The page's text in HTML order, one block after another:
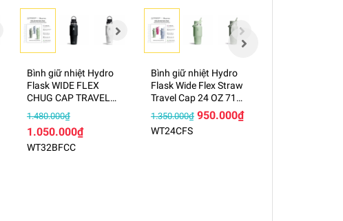
Bình giữ nhiệt Hydro
Flask WIDE FLEX
CHUG CAP TRAVEL
BOTTLE 32 OZ 946ml
– WT32BFCC
1.480.000₫
1.050.000₫
WT32BFCC
Bình giữ nhiệt Hydro
Flask Wide Flex Straw
Travel Cap 24 OZ 710
ml – WT24CFS
1.350.000₫ 950.000₫
WT24CFS